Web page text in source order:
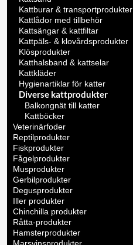
Kattburar & transportprodukter
Kattlådor med tillbehör
Kattsängar & kattfiltar
Kattpäls- & klovårdsprodukter
Klösprodukter
Katthalsband & kattselar
Kattkläder
Hygienartiklar för katter
Diverse kattprodukter
Balkongnät till katter
Kattböcker
Veterinärfoder
Reptilprodukter
Fiskprodukter
Fågelprodukter
Musprodukter
Gerbilprodukter
Degusprodukter
Iller produkter
Chinchilla produkter
Råtta-produkter
Hamsterprodukter